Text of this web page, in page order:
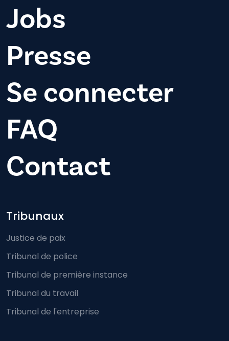
Jobs
Presse
Se connecter
FAQ
Contact
Footer-menu
Tribunaux
Justice de paix
Tribunal de police
Tribunal de première instance
Tribunal du travail
Tribunal de l'entreprise